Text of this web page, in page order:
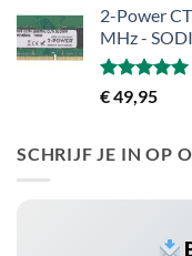
2-Power
MHz -
Gewaardeerd
uit 5
€49,95
SCHRIJF JE IN OP